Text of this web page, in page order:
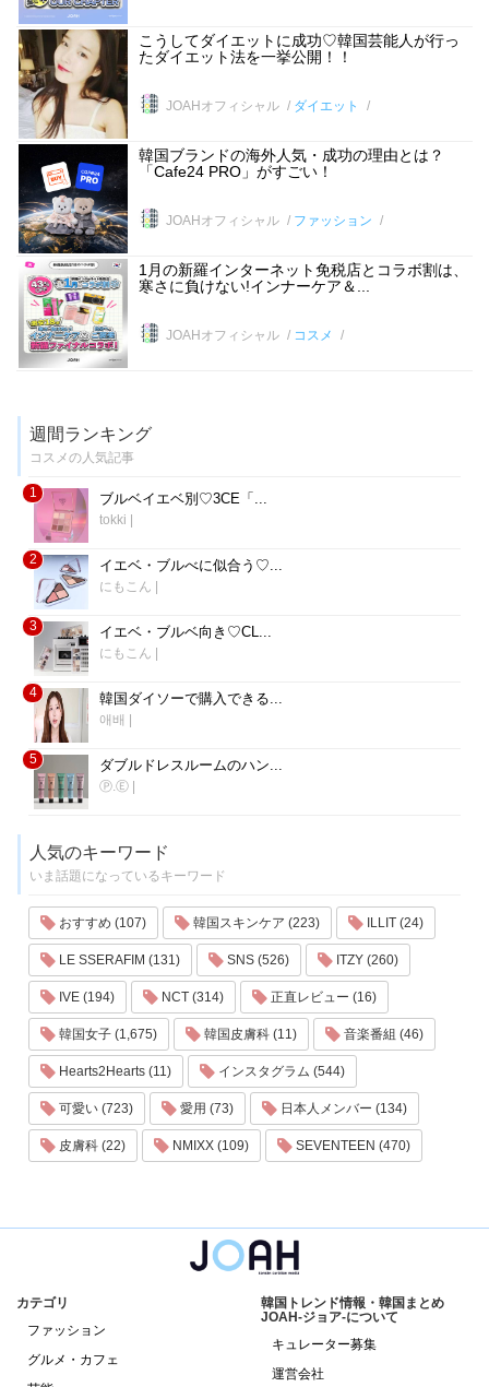
こうしてダイエットに成功♡韓国芸能人が行っ
たダイエット法を一挙公開！！
JOAHオフィシャル ダイエット
韓国ブランドの海外人気・成功の理由とは？
「Cafe24 PRO」がすごい！
JOAHオフィシャル ファッション
1月の新羅インターネット免税店とコラボ割は、
寒さに負けない!インナーケア＆...
JOAHオフィシャル コスメ
週間ランキング
コスメの人気記事
1 ブルベイエベ別♡3CE「...
tokki
2 イエベ・ブルべに似合う♡...
にもこん
3 イエベ・ブルベ向き♡CL...
にもこん
4 韓国ダイソーで購入できる...
애배
5 ダブルドレスルームのハン...
Ⓟ.Ⓔ
人気のキーワード
いま話題になっているキーワード
おすすめ (107) 韓国スキンケア (223) ILLIT (24)
LE SSERAFIM (131) SNS (526) ITZY (260)
IVE (194) NCT (314) 正直レビュー (16)
韓国女子 (1,675) 韓国皮膚科 (11) 音楽番組 (46)
Hearts2Hearts (11) インスタグラム (544)
可愛い (723) 愛用 (73) 日本人メンバー (134)
皮膚科 (22) NMIXX (109) SEVENTEEN (470)
カテゴリ
ファッション
グルメ・カフェ
韓国トレンド情報・韓国まとめ
JOAH-ジョア-について
キュレーター募集
運営会社